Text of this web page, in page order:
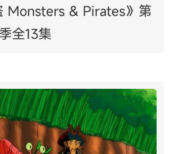
Monsters & Pirates》第
全13集